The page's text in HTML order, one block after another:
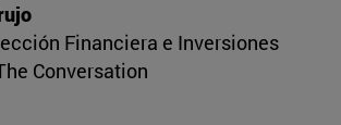
Financiera e Inversiones
Conversation